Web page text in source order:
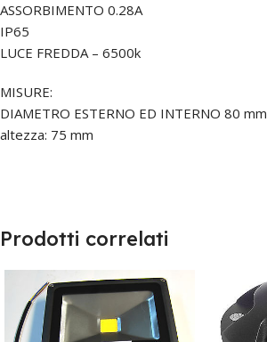
ASSORBIMENTO 0.28A
IP65
LUCE FREDDA – 6500k
MISURE:
DIAMETRO ESTERNO ED INTERNO 80 mm
altezza: 75 mm
Prodotti correlati